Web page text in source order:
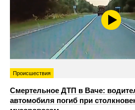
Происшествия
Смертельное ДТП в Ваче:
автомобиля погиб при